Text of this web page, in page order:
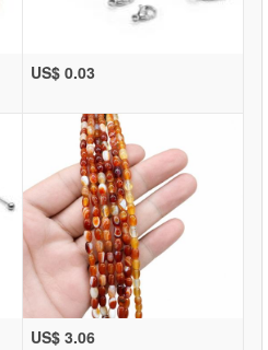
US$ 0.03
US$ 3.06